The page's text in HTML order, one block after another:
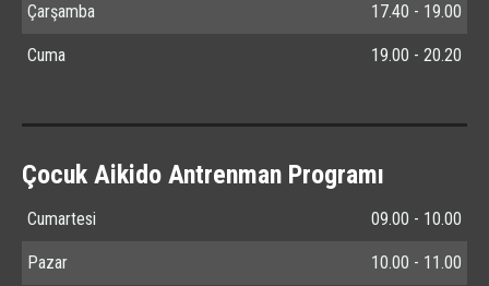
Çarşamba 17.40 - 19.00
Cuma 19.00 - 20.20
Çocuk Aikido Antrenman Programı
Cumartesi 09.00 - 10.00
Pazar 10.00 - 11.00